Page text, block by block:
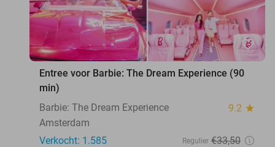
favorite_border
Entree voor Barbie: The Dream Experience (90
min)
Barbie: The Dream Experience
9.2 star
Amsterdam
Verkocht: 1.585
Regulier €33,50